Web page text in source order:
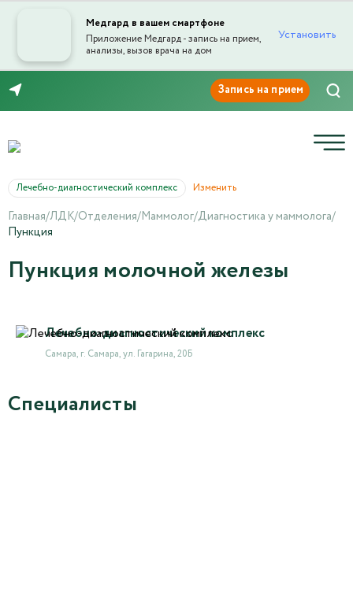
Медгард в вашем смартфоне
Приложение Медгард - запись на прием,
анализы, вызов врача на дом
Установить
Лечебно-диагностический комплекс Изменить
Главная/ЛДК/Отделения/Маммолог/Диагностика у маммолога/
Пункция
Пункция молочной железы
Лечебно-диагностический комплекс
Самара, г. Самара, ул. Гагарина, 20Б
Специалисты